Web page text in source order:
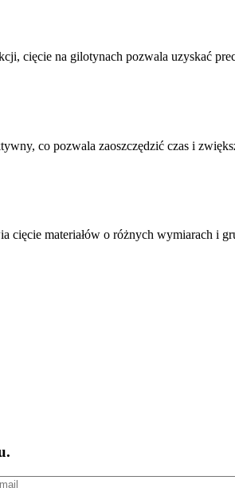
cięcie na gilotynach pozwala uzyskać
co pozwala zaoszczędzić czas i
cięcie materiałów o różnych wymiarach i